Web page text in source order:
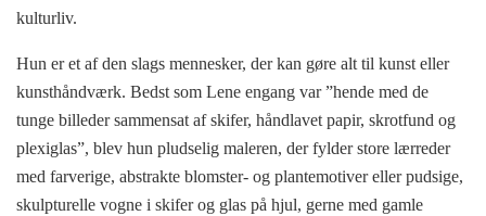
kulturliv.
Hun er et af den slags mennesker, der kan gøre alt til kunst eller
kunsthåndværk. Bedst som Lene engang var ”hende med de
tunge billeder sammensat af skifer, håndlavet papir, skrotfund og
plexiglas”, blev hun pludselig maleren, der fylder store lærreder
med farverige, abstrakte blomster- og plantemotiver eller pudsige,
skulpturelle vogne i skifer og glas på hjul, gerne med gamle